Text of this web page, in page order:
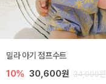
밀라 아기 점프수트
10% 30,600원 34,000원